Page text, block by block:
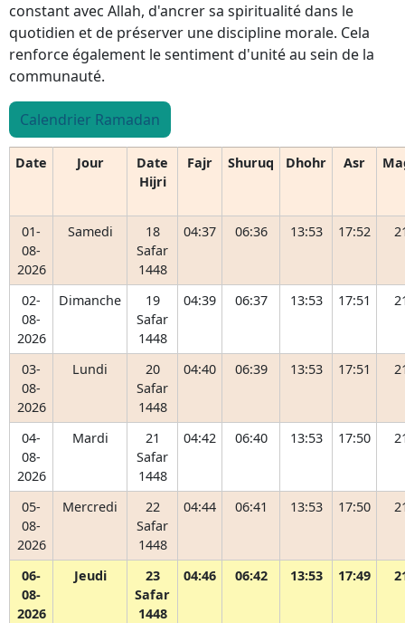
constant avec Allah, d'ancrer sa spiritualité dans le
quotidien et de préserver une discipline morale. Cela
renforce également le sentiment d'unité au sein de la
communauté.
Calendrier Ramadan
Date Jour
Date
Hijri
Fajr Shuruq Dhohr Asr
01-
08-
2026
Samedi
18
Safar
1448
04:37 06:36 13:53 17:52
02-
08-
2026
Dimanche
19
Safar
1448
04:39 06:37 13:53 17:51
03-
08-
2026
Lundi
20
Safar
1448
04:40 06:39 13:53 17:51
04-
08-
2026
Mardi
21
Safar
1448
04:42 06:40 13:53 17:50
05-
08-
2026
Mercredi
22
Safar
1448
04:44 06:41 13:53 17:50
06-
08-
2026
Jeudi
23
Safar
1448
04:46 06:42 13:53 17:49